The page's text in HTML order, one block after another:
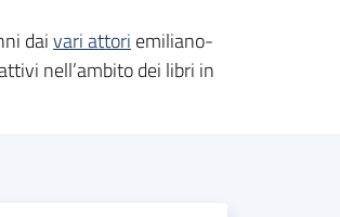
daivari attori emiliano-
nell’ambito dei libri in